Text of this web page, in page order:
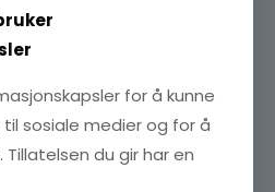
for å kunne
sosiale medier og for å
du gir har en